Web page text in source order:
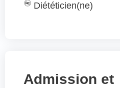
Diététicien(ne)
Admission et